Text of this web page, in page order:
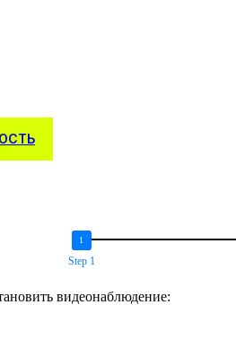
Step 1
видеонаблюдение: